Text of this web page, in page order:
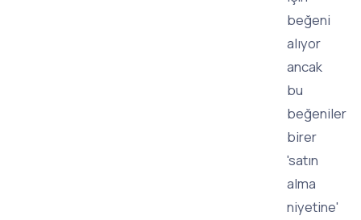
beğeni
alıyor
ancak
bu
beğeniler
birer
'satın
alma
niyetine'